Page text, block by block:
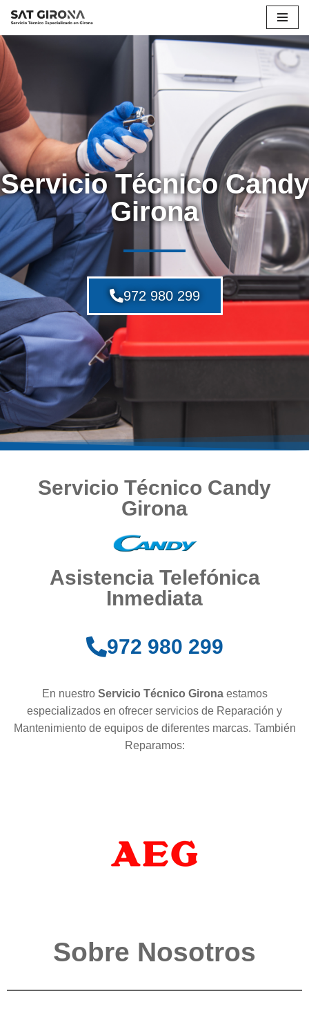
Saltar
al
contenido
Servicio Técnico Candy
Girona
972 980 299
Servicio Técnico Candy
Girona
Asistencia Telefónica
Inmediata
972 980 299
En nuestro Servicio Técnico Gironaestamos
especializados en ofrecer servicios de Reparación y
Mantenimiento de equipos de diferentes marcas. También
Reparamos:
Sobre Nosotros